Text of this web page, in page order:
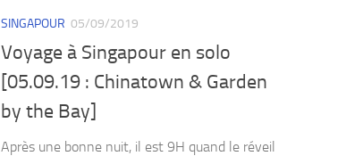
SINGAPOUR 05/09/2019
Voyage à Singapour en solo
[05.09.19 : Chinatown & Garden
by the Bay]
Après une bonne nuit, il est 9H quand le réveil